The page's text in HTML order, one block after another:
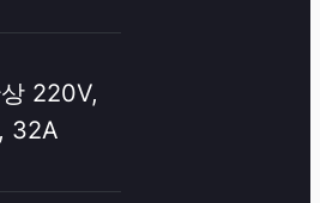
220V,
32A